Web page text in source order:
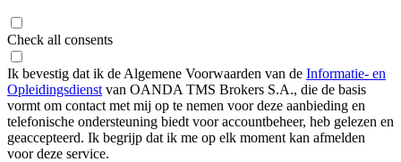
Check all consents
Ik bevestig dat ik de Algemene Voorwaarden van de Informatie- en
Opleidingsdienst van OANDA TMS Brokers S.A., die de basis
vormt om contact met mij op te nemen voor deze aanbieding en
telefonische ondersteuning biedt voor accountbeheer, heb gelezen en
geaccepteerd. Ik begrijp dat ik me op elk moment kan afmelden
voor deze service.